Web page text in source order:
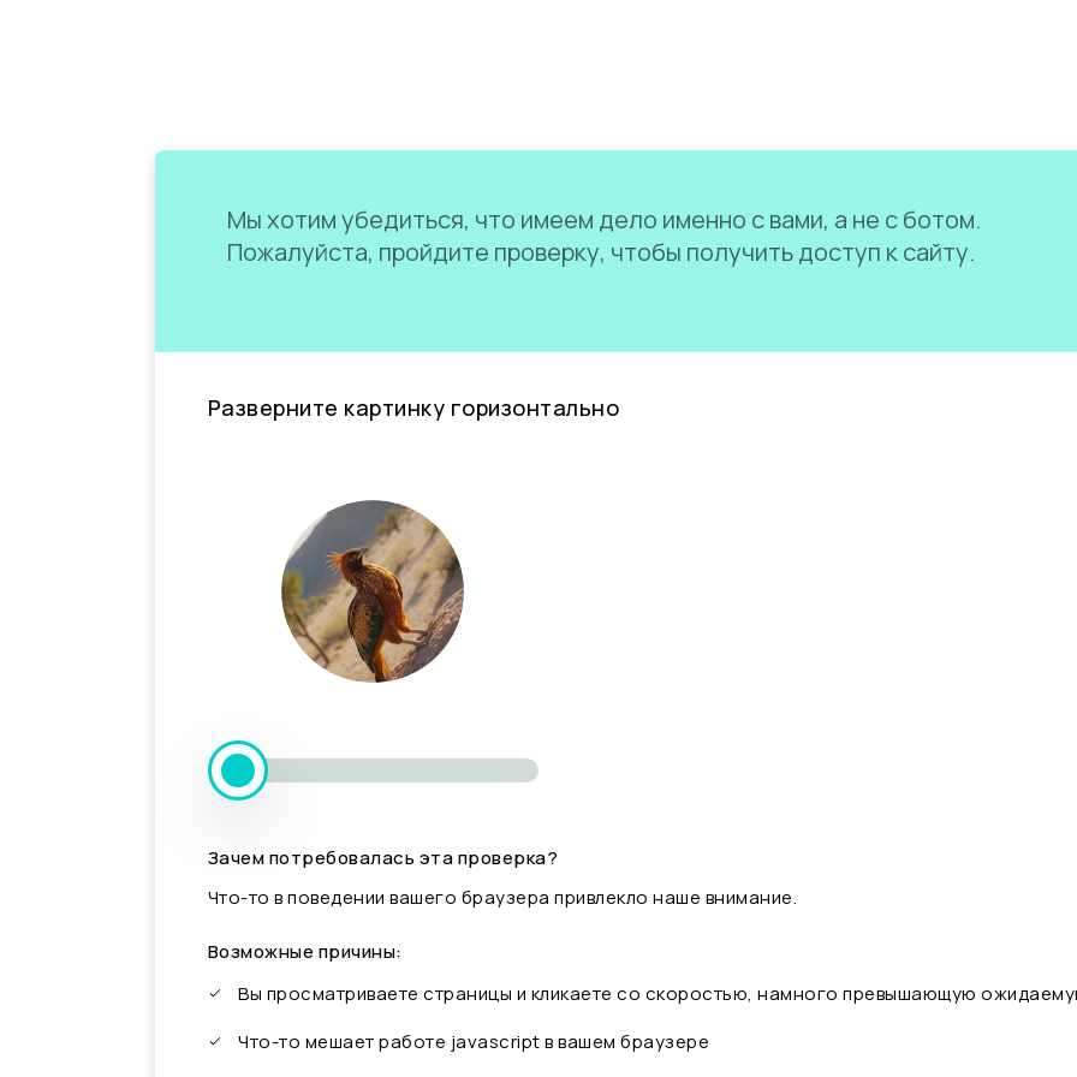
Мы хотим убедиться, что имеем дело именно с вами, а не с ботом.
Пожалуйста, пройдите проверку, чтобы получить доступ к сайту.
Разверните картинку горизонтально
Зачем потребовалась эта проверка?
Что-то в поведении вашего браузера привлекло наше внимание.
Возможные причины:
Вы просматриваете страницы и кликаете со скоростью, намного превышающую
Что-то мешает работе javascript в вашем браузере